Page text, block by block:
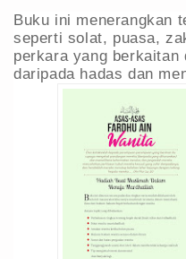
Buku ini menerangkan
seperti solat, puasa,
perkara yang berkaitan
daripada hadas dan